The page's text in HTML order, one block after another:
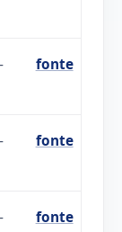
fonte
fonte
fonte